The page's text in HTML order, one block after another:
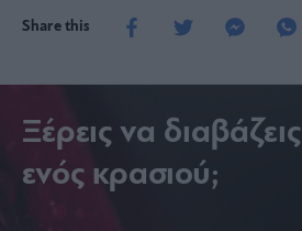
Share this
Ξέρεις να
ενός κρασιού;